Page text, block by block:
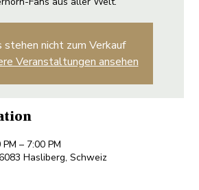
nicht zum Verkauf
Veranstaltungen ansehen
– 7:00 PM
Hasliberg, Schweiz